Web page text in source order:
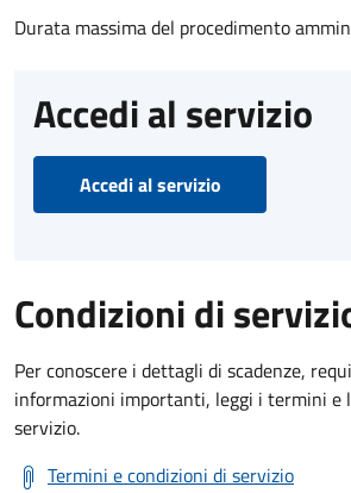
Durata massima del procedimento
Accedi al servizio
Accedi al servizio
Condizioni di
Per conoscere i dettagli di scadenze,
informazioni importanti, leggi i termini e
servizio.
Termini e condizioni di servizio